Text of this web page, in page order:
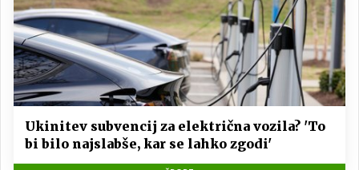
Ukinitev subvencij za električna vozila? 'To
bi bilo najslabše, kar se lahko zgodi'